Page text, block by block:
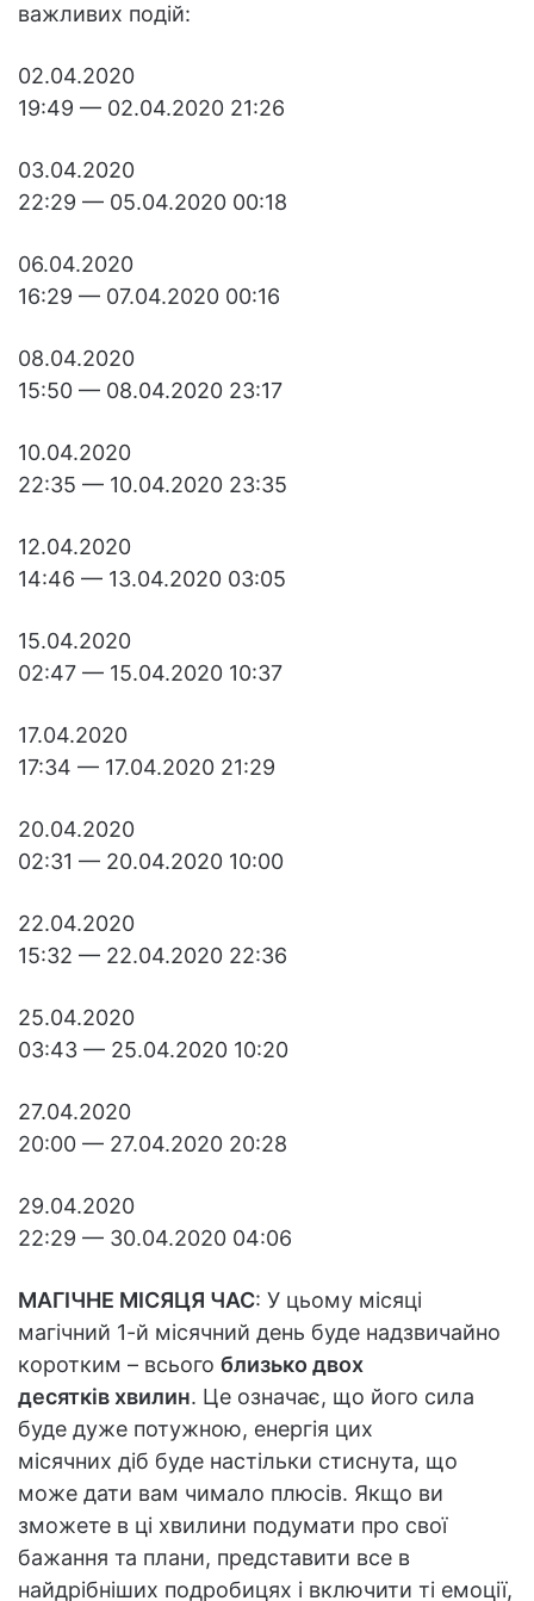
важливих подій:
02.04.2020
19:49 — 02.04.2020 21:26
03.04.2020
22:29 — 05.04.2020 00:18
06.04.2020
16:29 — 07.04.2020 00:16
08.04.2020
15:50 — 08.04.2020 23:17
10.04.2020
22:35 — 10.04.2020 23:35
12.04.2020
14:46 — 13.04.2020 03:05
15.04.2020
02:47 — 15.04.2020 10:37
17.04.2020
17:34 — 17.04.2020 21:29
20.04.2020
02:31 — 20.04.2020 10:00
22.04.2020
15:32 — 22.04.2020 22:36
25.04.2020
03:43 — 25.04.2020 10:20
27.04.2020
20:00 — 27.04.2020 20:28
29.04.2020
22:29 — 30.04.2020 04:06
МАГІЧНЕ МІСЯЦЯ ЧАС: У цьому місяці
магічний 1-й місячний день буде надзвичайно
коротким – всього близько двох
десятків хвилин. Це означає, що його сила
буде дуже потужною, енергія цих
місячних діб буде настільки стиснута, що
може дати вам чимало плюсів. Якщо ви
зможете в ці хвилини подумати про свої
бажання та плани, представити все в
найдрібніших подробицях і включити ті емоції,